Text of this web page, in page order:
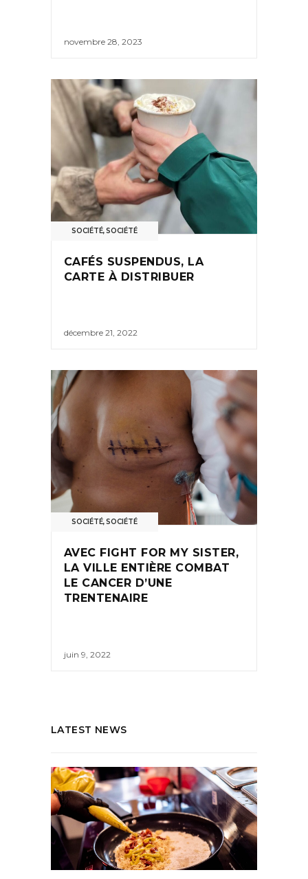
novembre 28, 2023
SOCIÉTÉ,SOCIÉTÉ
CAFÉS SUSPENDUS, LA
CARTE À DISTRIBUER
décembre 21, 2022
SOCIÉTÉ,SOCIÉTÉ
AVEC FIGHT FOR MY SISTER,
LA VILLE ENTIÈRE COMBAT
LE CANCER D’UNE
TRENTENAIRE
juin 9, 2022
LATEST NEWS